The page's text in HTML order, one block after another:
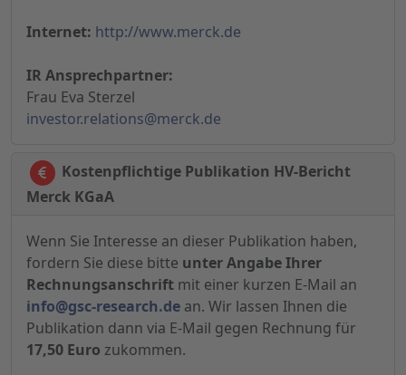
Internet: http://www.merck.de
IR Ansprechpartner:
Frau Eva Sterzel
investor.relations@merck.de
Kostenpflichtige Publikation HV-Bericht
Merck KGaA
Wenn Sie Interesse an dieser Publikation haben,
fordern Sie diese bitte unter Angabe Ihrer
Rechnungsanschrift mit einer kurzen E-Mail an
info@gsc-research.de an. Wir lassen Ihnen die
Publikation dann via E-Mail gegen Rechnung für
17,50 Euro zukommen.